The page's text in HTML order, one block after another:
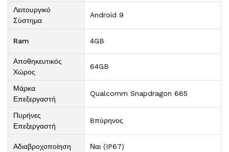
Λειτουργικό
Σύστημα
Android 9
Ram 4GB
Αποθηκευτικός
Χώρος
64GB
Μάρκα
Επεξεργαστή
Qualcomm Snapdragon 665
Πυρήνες
Επεξεργαστή
8πύρηνος
Αδιαβροχοποίηση Ναι (IP67)